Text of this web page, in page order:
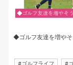
◆ゴルフ友達を増やそ